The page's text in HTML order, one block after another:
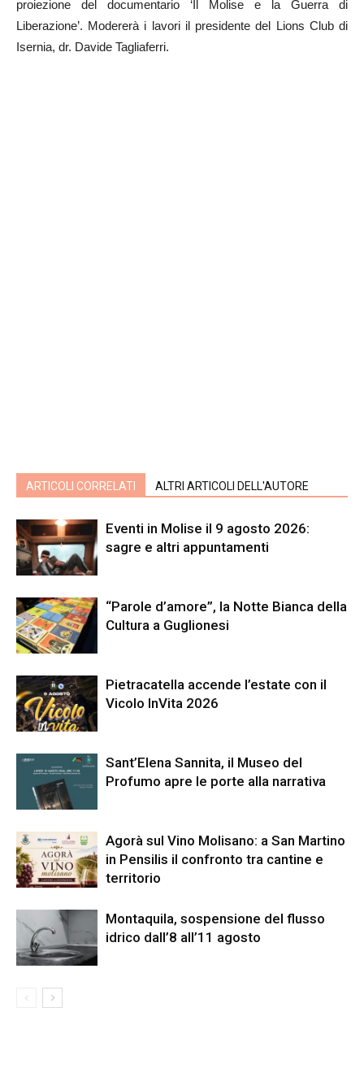
proiezione del documentario ‘Il Molise e la Guerra di
Liberazione’. Modererà i lavori il presidente del Lions Club di
Isernia, dr. Davide Tagliaferri.
ARTICOLI CORRELATI ALTRI ARTICOLI DELL'AUTORE
Eventi in Molise il 9 agosto 2026:
sagre e altri appuntamenti
“Parole d’amore”, la Notte Bianca della
Cultura a Guglionesi
Pietracatella accende l’estate con il
Vicolo InVita 2026
Sant’Elena Sannita, il Museo del
Profumo apre le porte alla narrativa
Agorà sul Vino Molisano: a San Martino
in Pensilis il confronto tra cantine e
territorio
Montaquila, sospensione del flusso
idrico dall’8 all’11 agosto